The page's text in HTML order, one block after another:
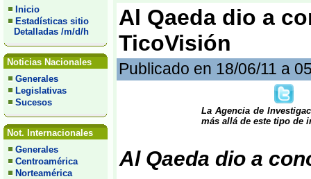
Inicio
Estadísticas sitio
Detalladas /m/d/h
Noticias Nacionales
Generales
Legislativas
Sucesos
Not. Internacionales
Generales
Centroamérica
Norteamérica
Al Qaeda dio a
TicoVisión
Publicado en 18/06/11 a
La Agencia de
más allá de este tipo de
Al Qaeda dio a